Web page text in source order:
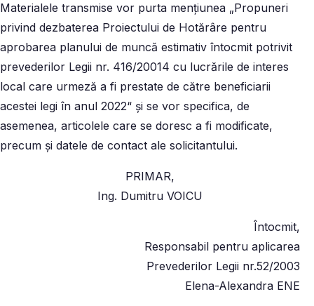
Materialele transmise vor purta menţiunea „Propuneri
privind dezbaterea Proiectului de Hotărâre pentru
aprobarea planului de muncă estimativ întocmit potrivit
prevederilor Legii nr. 416/20014 cu lucrările de interes
local care urmeză a fi prestate de către beneficiarii
acestei legi în anul 2022“ şi se vor specifica, de
asemenea, articolele care se doresc a fi modificate,
precum şi datele de contact ale solicitantului.
PRIMAR,
Ing. Dumitru VOICU
Întocmit,
Responsabil pentru aplicarea
Prevederilor Legii nr.52/2003
Elena-Alexandra ENE